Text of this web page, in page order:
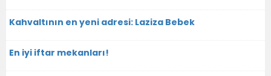
Kahvaltının en yeni adresi: Laziza Bebek
En iyi iftar mekanları!